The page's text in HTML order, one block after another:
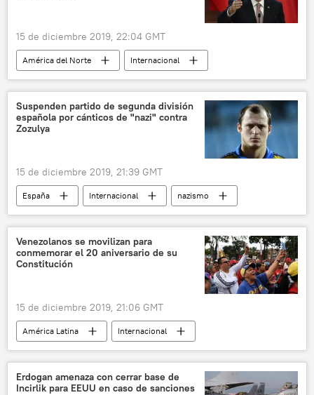
15 de diciembre 2019, 22:04 GMT
América del Norte
Internacional
🌍 Oriente Medio
genocidio armenio
Turquía
indígenas
EEUU
noticias
Suspenden partido de segunda división
española por cánticos de "nazi" contra
Zozulya
15 de diciembre 2019, 21:39 GMT
España Internacional
nazismo
Román Zozulya
noticias
Venezolanos se movilizan para
conmemorar el 20 aniversario de su
Constitución
15 de diciembre 2019, 21:06 GMT
América Latina
Internacional
Constitución de Venezuela
Venezuela
noticias
Erdogan amenaza con cerrar base de
Incirlik para EEUU en caso de sanciones